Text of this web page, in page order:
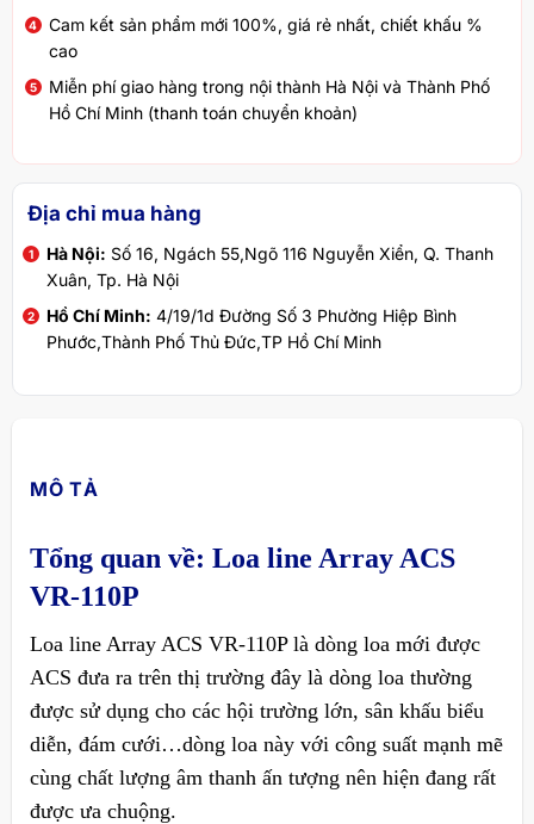
Cam kết sản phẩm mới 100%, giá rẻ nhất, chiết khấu %
cao
Miễn phí giao hàng trong nội thành Hà Nội và Thành Phố
Hồ Chí Minh (thanh toán chuyển khoản)
Địa chỉ mua hàng
Hà Nội: Số 16, Ngách 55,Ngõ 116 Nguyễn Xiển, Q. Thanh
Xuân, Tp. Hà Nội
Hồ Chí Minh: 4/19/1d Đường Số 3 Phường Hiệp Bình
Phước,Thành Phố Thủ Đức,TP Hồ Chí Minh
MÔ TẢ
Tổng quan về: Loa line Array ACS
VR-110P
Loa line Array ACS VR-110P là dòng loa mới được
ACS đưa ra trên thị trường đây là dòng loa thường
được sử dụng cho các hội trường lớn, sân khấu biểu
diễn, đám cưới…dòng loa này với công suất mạnh mẽ
cùng chất lượng âm thanh ấn tượng nên hiện đang rất
được ưa chuộng.